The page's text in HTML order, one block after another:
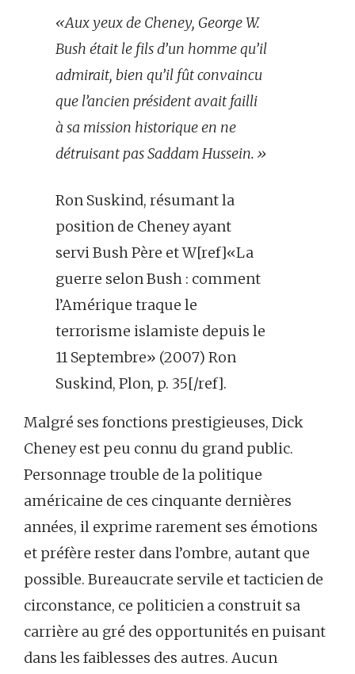
«Aux yeux de Cheney, George W.
Bush était le fils d’un homme qu’il
admirait, bien qu’il fût convaincu
que l’ancien président avait failli
à sa mission historique en ne
détruisant pas Saddam Hussein.»
Ron Suskind, résumant la
position de Cheney ayant
servi Bush Père et W[ref]«La
guerre selon Bush : comment
l’Amérique traque le
terrorisme islamiste depuis le
11 Septembre» (2007) Ron
Suskind, Plon, p. 35[/ref].
Malgré ses fonctions prestigieuses, Dick
Cheney est peu connu du grand public.
Personnage trouble de la politique
américaine de ces cinquante dernières
années, il exprime rarement ses émotions
et préfère rester dans l’ombre, autant que
possible. Bureaucrate servile et tacticien de
circonstance, ce politicien a construit sa
carrière au gré des opportunités en puisant
dans les faiblesses des autres. Aucun